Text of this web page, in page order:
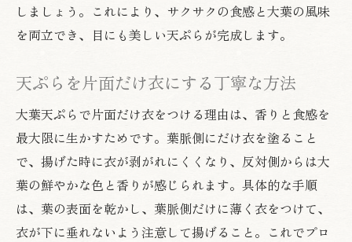
しましょう。これにより、サクサクの食感と大葉の風味
を両立でき、目にも美しい天ぷらが完成します。
天ぷらを片面だけ衣にする丁寧な方法
大葉天ぷらで片面だけ衣をつける理由は、香りと食感を
最大限に生かすためです。葉脈側にだけ衣を塗ること
で、揚げた時に衣が剥がれにくくなり、反対側からは大
葉の鮮やかな色と香りが感じられます。具体的な手順
は、葉の表面を乾かし、葉脈側だけに薄く衣をつけて、
衣が下に垂れないよう注意して揚げること。これでプロ